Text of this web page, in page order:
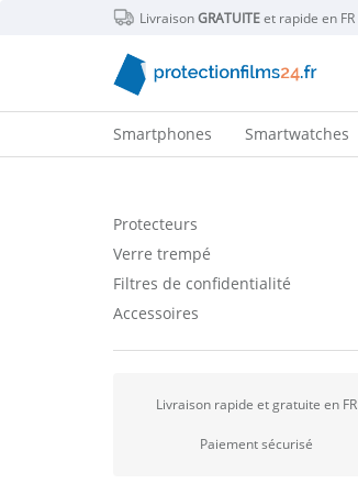
LivraisonGRATUITEet rapide en FR
Smartphones Smartwatches
Protecteurs
Verre trempé
Filtres de confidentialité
Accessoires
Livraison rapide et gratuite en FR
Paiement sécurisé